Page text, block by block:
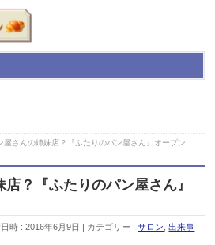
屋さんの姉妹店？『ふたりのパン屋さん』オープン
？『ふたりのパン屋さん』
時 : 2016年6月9日 カテゴリー :サロン ,出来事